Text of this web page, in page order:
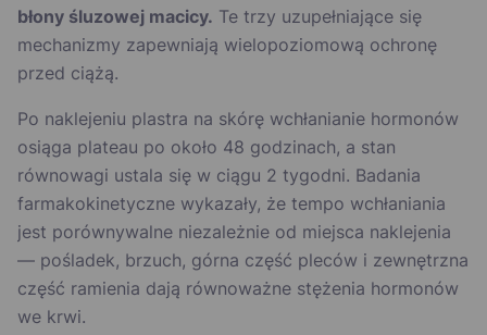
błony śluzowej macicy. Te trzy uzupełniające się
mechanizmy zapewniają wielopoziomową ochronę
przed ciążą.
Po naklejeniu plastra na skórę wchłanianie hormonów
osiąga plateau po około 48 godzinach, a stan
równowagi ustala się w ciągu 2 tygodni. Badania
farmakokinetyczne wykazały, że tempo wchłaniania
jest porównywalne niezależnie od miejsca naklejenia
— pośladek, brzuch, górna część pleców i zewnętrzna
część ramienia dają równoważne stężenia hormonów
we krwi.